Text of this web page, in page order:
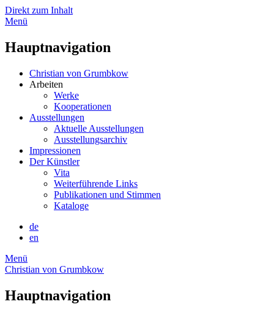
Direkt zum Inhalt
Menü
Hauptnavigation
Christian von Grumbkow
Arbeiten
Werke
Kooperationen
Ausstellungen
Aktuelle Ausstellungen
Ausstellungsarchiv
Impressionen
Der Künstler
Vita
Weiterführende Links
Publikationen und Stimmen
Kataloge
de
en
Menü
Christian von Grumbkow
Hauptnavigation